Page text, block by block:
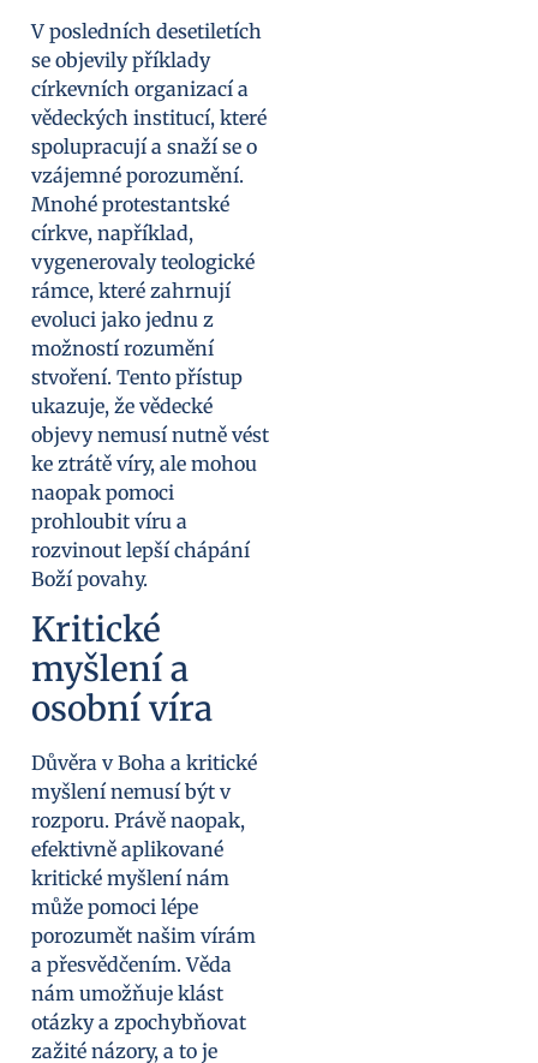
V posledních desetiletích
se objevily příklady
církevních organizací a
vědeckých institucí, které
spolupracují a snaží se o
vzájemné porozumění.
Mnohé protestantské
církve, například,
vygenerovaly teologické
rámce, které zahrnují
evoluci jako jednu z
možností rozumění
stvoření. Tento přístup
ukazuje, že vědecké
objevy nemusí nutně vést
ke ztrátě víry, ale mohou
naopak pomoci
prohloubit víru a
rozvinout lepší chápání
Boží povahy.
Kritické
myšlení a
osobní víra
Důvěra v Boha a kritické
myšlení nemusí být v
rozporu. Právě naopak,
efektivně aplikované
kritické myšlení nám
může pomoci lépe
porozumět našim vírám
a přesvědčením. Věda
nám umožňuje klást
otázky a zpochybňovat
zažité názory, a to je